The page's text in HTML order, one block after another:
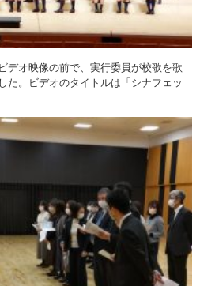
デオ映像の前で、実行委員が校歌を歌
た。ビデオのタイトルは「シナフェッ